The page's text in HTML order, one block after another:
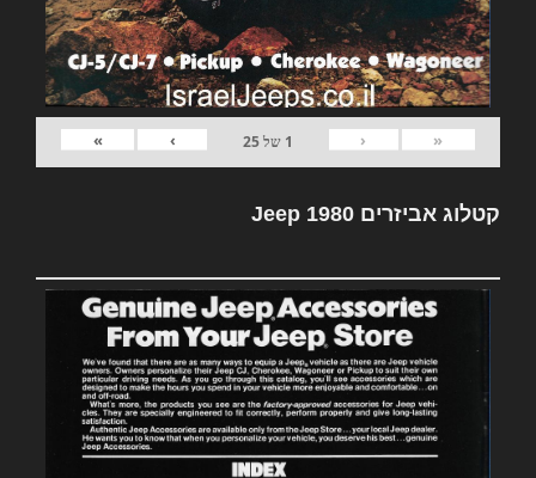
«
‹
1 של25
›
»
קטלוג אביזרים Jeep 1980